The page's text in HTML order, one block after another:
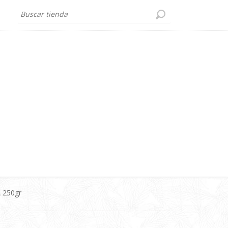
250gr